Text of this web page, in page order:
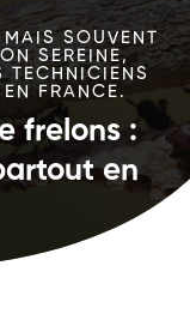
SOUVENT
SEREINE,
TECHNICIENS
FRANCE.
frelons :
en